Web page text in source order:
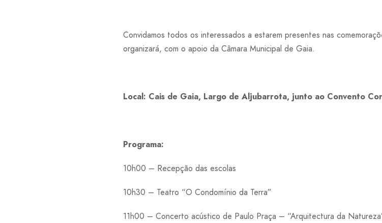
Convidamos todos os interessados a estarem presentes nas
organizará, com o apoio da Câmara Municipal de Gaia.
Local: Cais de Gaia, Largo de Aljubarrota, junto ao Convento
Programa:
10h00 – Recepção das escolas
10h30 – Teatro “O Condomínio da Terra”
11h00 – Concerto acústico de Paulo Praça – “Arquitectura da